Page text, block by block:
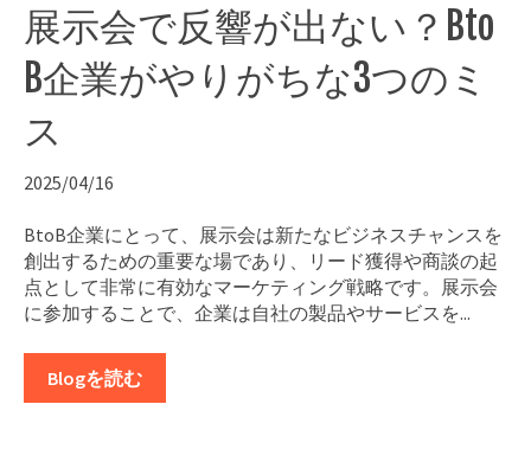
展示会で反響が出ない？Bto
B企業がやりがちな3つのミ
ス
2025/04/16
BtoB企業にとって、展示会は新たなビジネスチャンスを
創出するための重要な場であり、リード獲得や商談の起
点として非常に有効なマーケティング戦略です。展示会
に参加することで、企業は自社の製品やサービスを...
Blogを読む